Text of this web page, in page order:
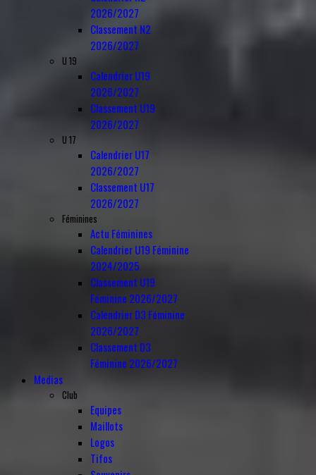
2026/2027
Classement N2
2026/2027
U 19
Calendrier U19
2026/2027
Classement U19
2026/2027
U 17
Calendrier U17
2026/2027
Classement U17
2026/2027
Féminines
Actu Féminines
Calendrier U19 Féminine
2024/2025
Classement U19
Féminine 2026/2027
Calendrier D3 Féminine
2026/2027
Classement D3
Féminine 2026/2027
Medias
Club
Equipes
Maillots
Logos
Tifos